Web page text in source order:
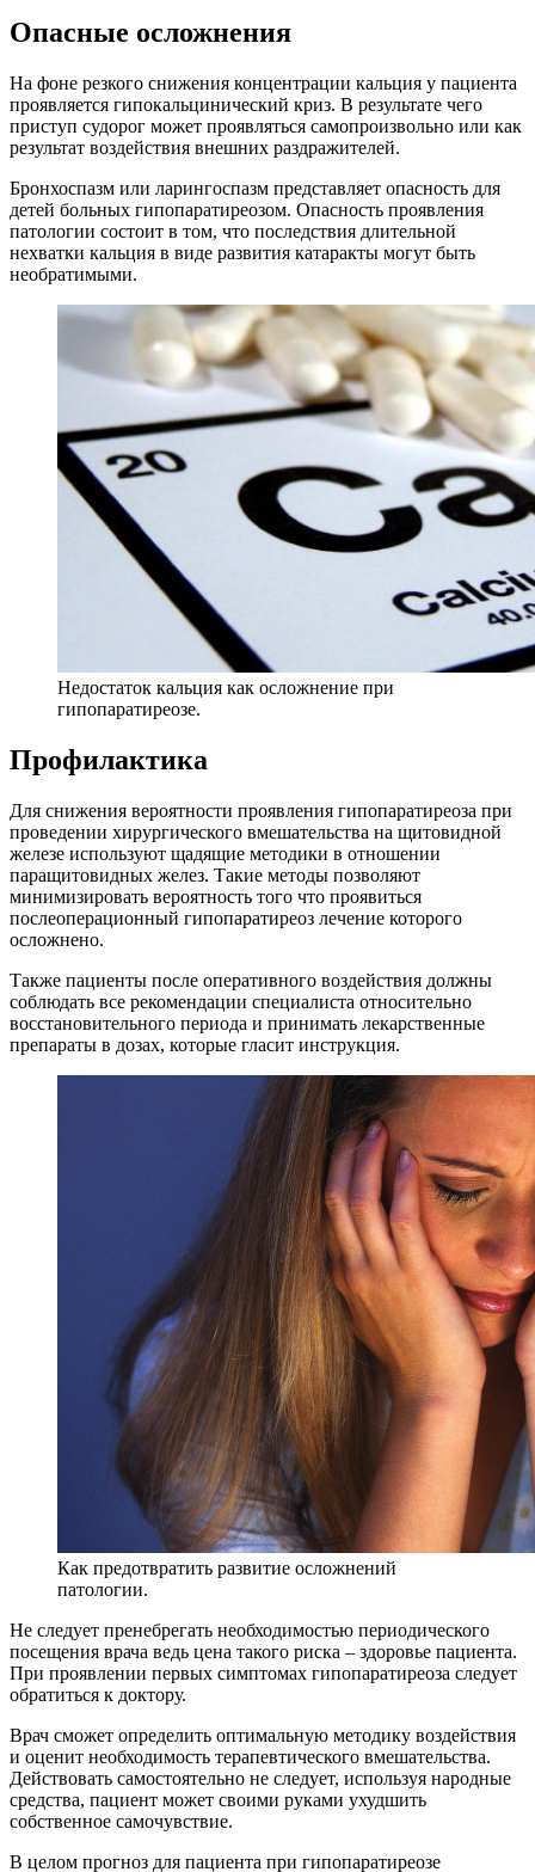
Опасные осложнения
На фоне резкого снижения концентрации кальция у пациента
проявляется гипокальцинический криз. В результате чего
приступ судорог может проявляться самопроизвольно или как
результат воздействия внешних раздражителей.
Бронхоспазм или ларингоспазм представляет опасность для
детей больных гипопаратиреозом. Опасность проявления
патологии состоит в том, что последствия длительной
нехватки кальция в виде развития катаракты могут быть
необратимыми.
Недостаток кальция как осложнение при
гипопаратиреозе.
Профилактика
Для снижения вероятности проявления гипопаратиреоза при
проведении хирургического вмешательства на щитовидной
железе используют щадящие методики в отношении
паращитовидных желез. Такие методы позволяют
минимизировать вероятность того что проявиться
послеоперационный гипопаратиреоз лечение которого
осложнено.
Также пациенты после оперативного воздействия должны
соблюдать все рекомендации специалиста относительно
восстановительного периода и принимать лекарственные
препараты в дозах, которые гласит инструкция.
Как предотвратить развитие осложнений
патологии.
Не следует пренебрегать необходимостью периодического
посещения врача ведь цена такого риска – здоровье пациента.
При проявлении первых симптомах гипопаратиреоза следует
обратиться к доктору.
Врач сможет определить оптимальную методику воздействия
и оценит необходимость терапевтического вмешательства.
Действовать самостоятельно не следует, используя народные
средства, пациент может своими руками ухудшить
собственное самочувствие.
В целом прогноз для пациента при гипопаратиреозе